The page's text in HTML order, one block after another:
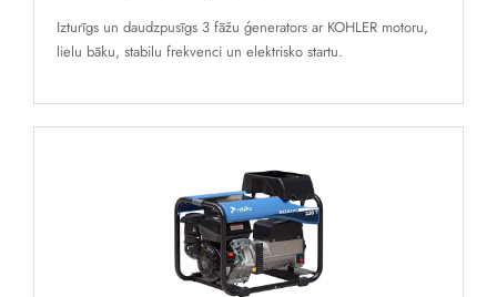
Izturīgs un daudzpusīgs 3 fāžu ģenerators ar KOHLER motoru,
lielu bāku, stabilu frekvenci un elektrisko startu.